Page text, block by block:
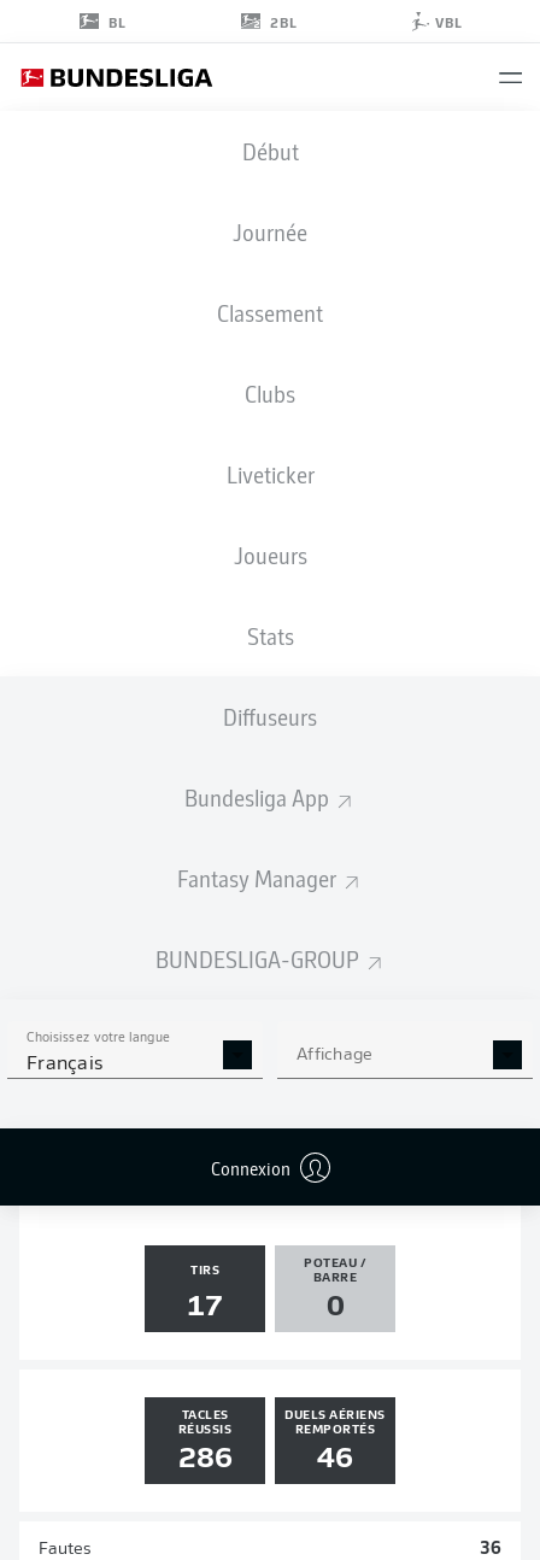
BL 2BL VBL
Début
Journée
Classement
Clubs
Liveticker
Joueurs
Stats
Diffuseurs
Bundesliga App
Fantasy Manager
BUNDESLIGA-GROUP
Choisissez votre langue
Français Affichage
Connexion
STATS DE LA SAISON
2019/2020
BUTS
2
PENALTIES
0
TIRS
17
POTEAU /
BARRE
0
TACLES
RÉUSSIS
286
DUELS AÉRIENS
REMPORTÉS
46
Fautes 36